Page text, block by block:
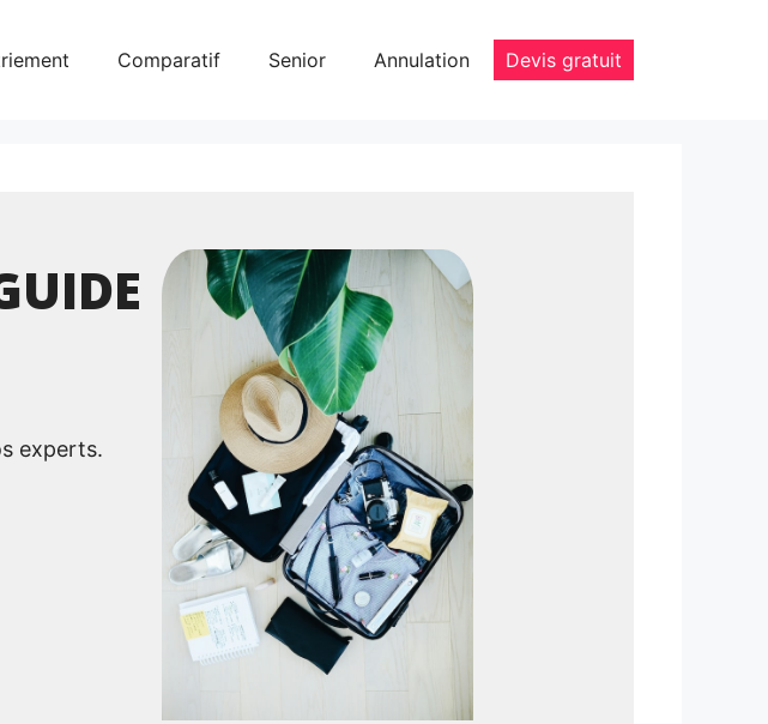
Comparatif Senior Annulation Devis gratuit
experts.